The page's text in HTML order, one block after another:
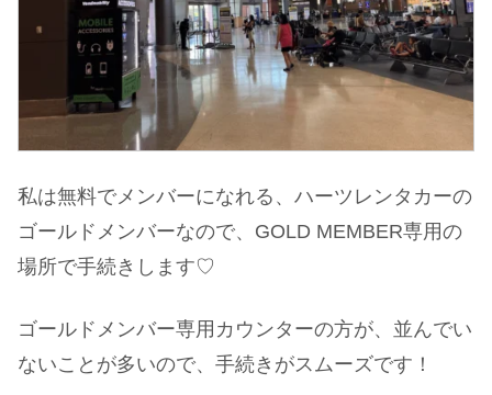
私は無料でメンバーになれる、ハーツレンタカーの
ゴールドメンバーなので、GOLD MEMBER専用の
場所で手続きします♡
ゴールドメンバー専用カウンターの方が、並んでい
ないことが多いので、手続きがスムーズです！